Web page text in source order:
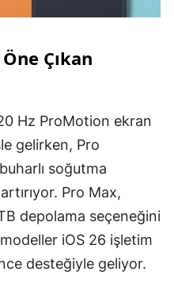
Çıkan
Hz ProMotion ekran
gelirken, Pro
soğutma
Pro Max,
depolama seçeneğini
iOS 26 işletim
desteğiyle geliyor.